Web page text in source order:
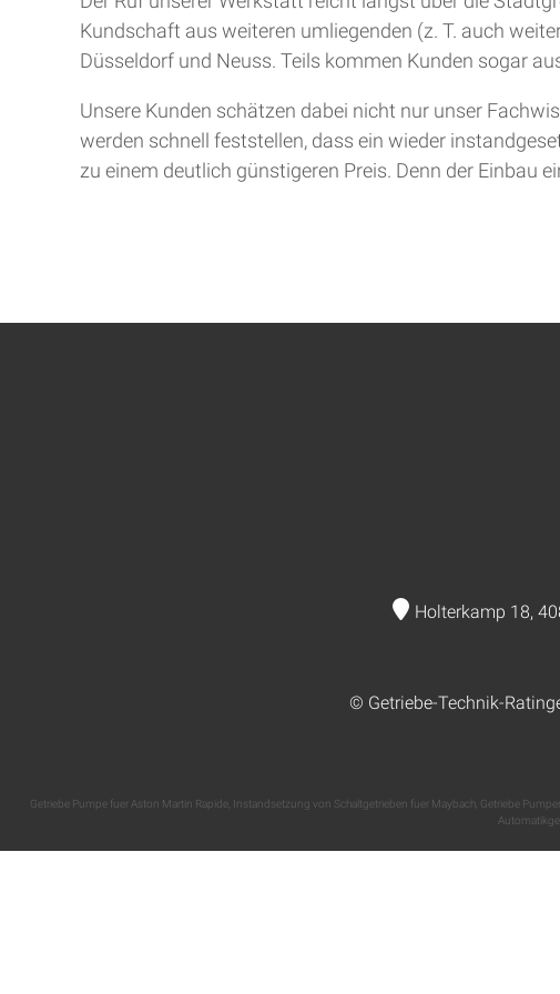
Kundschaft aus weiteren umliegenden (z. T. auch
Düsseldorf und Neuss. Teils kommen Kunden sogar
Unsere Kunden schätzen dabei nicht nur unser
werden schnell feststellen, dass ein wieder
zu einem deutlich günstigeren Preis. Denn der Einbau
Holterkamp 18,
© Getriebe-Technik-
Getriebe Pumpe fuer Aston Martin Rapide Instandsetzung von Schaltgetrieben fuer Maybach Getriebe